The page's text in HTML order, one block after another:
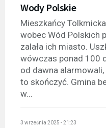
Wody Polskie
Mieszkańcy
wobec Wód Polskich
zalała ich miasto.
wówczas ponad 100
od dawna
to skończyć. Gmina
w...
3 września 2025 - 21:23